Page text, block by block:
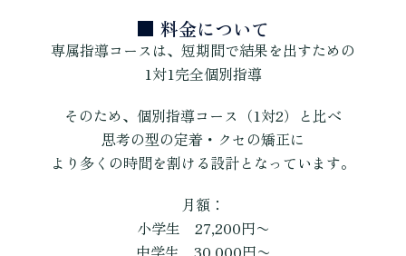
■ 料金について
専属指導コースは、短期間で結果を出すための
1対1完全個別指導
そのため、個別指導コース（1対2）と比べ
思考の型の定着・クセの矯正に
より多くの時間を割ける設計となっています。
月額：
小学生 27,200円〜
中学生 30,000円〜